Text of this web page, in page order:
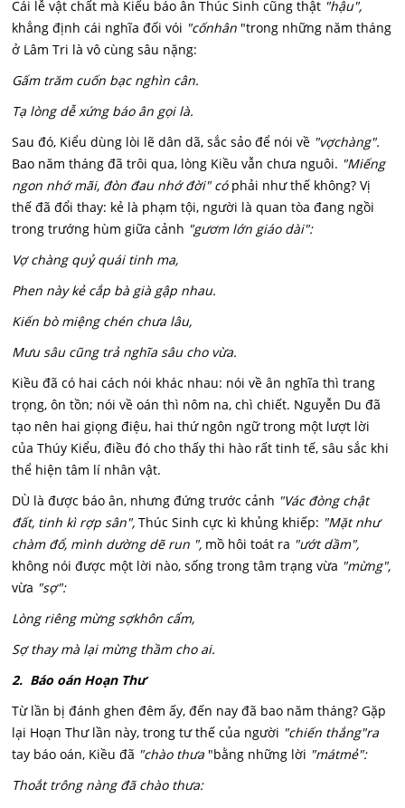
Cái lễ vật chất mà Kiểu báo ân Thúc Sinh cũng thật "hậu",
khẳng định cái nghĩa đối vói "cốnhân "trong những năm tháng
ở Lâm Tri là vô cùng sâu nặng:
Gấm trăm cuốn bạc nghìn cân.
Tạ lòng dễ xứng báo ân gọi là.
Sau đó, Kiểu dùng lòi lẽ dân dã, sắc sảo để nói về "vợchàng".
Bao năm tháng đã trôi qua, lòng Kiều vẫn chưa nguôi. "Miếng
ngon nhớ mãi, đòn đau nhớ đời" có phải như thế không? Vị
thế đã đổi thay: kẻ là phạm tội, người là quan tòa đang ngồi
trong trướng hùm giữa cảnh "gươm lớn giáo dài":
Vợ chàng quỷ quái tinh ma,
Phen này kẻ cắp bà già gập nhau.
Kiến bò miệng chén chưa lâu,
Mưu sâu cũng trả nghĩa sâu cho vừa.
Kiều đã có hai cách nói khác nhau: nói về ân nghĩa thì trang
trọng, ôn tồn; nói về oán thì nôm na, chì chiết. Nguyễn Du đã
tạo nên hai giọng điệu, hai thứ ngôn ngữ trong một lượt lời
của Thúy Kiểu, điều đó cho thấy thi hào rất tinh tế, sâu sắc khi
thể hiện tâm lí nhân vật.
DÙ là được báo ân, nhưng đứng trước cảnh "Vác đòng chật
đất, tinh kì rợp sân",Thúc Sinh cực kì khủng khiếp: "Mặt như
chàm đổ, mình dường dẽ run ", mồ hôi toát ra "ướt dầm",
không nói được một lời nào, sống trong tâm trạng vừa "mừng",
vừa "sợ":
Lòng riêng mừng sợkhôn cẩm,
Sợ thay mà lại mừng thầm cho ai.
2. Báo oán Hoạn Thư
Từ lần bị đánh ghen đêm ấy, đến nay đã bao năm tháng? Gặp
lại Hoạn Thư lần này, trong tư thế của người "chiến thắng"ra
tay báo oán, Kiều đã "chào thưa "bằng những lời "mátmẻ":
Thoắt trông nàng đã chào thưa: